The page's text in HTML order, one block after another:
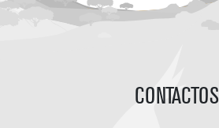
CONTACTOS